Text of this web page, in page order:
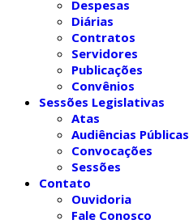
Despesas
Diárias
Contratos
Servidores
Publicações
Convênios
Sessões Legislativas
Atas
Audiências Públicas
Convocações
Sessões
Contato
Ouvidoria
Fale Conosco